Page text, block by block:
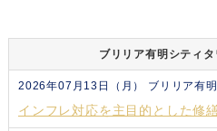
ブリリア有明シティ
2026年07月13日（月） ブリリア有
インフレ対応を主目的とした修